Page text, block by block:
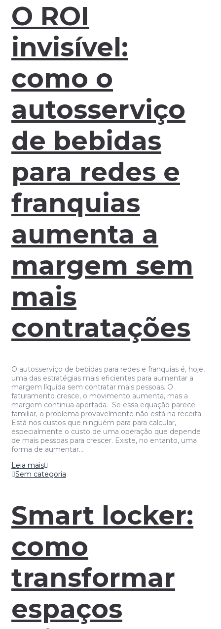
O ROI
invisível:
como o
autosserviço
de bebidas
para redes e
franquias
aumenta a
margem sem
mais
contratações
O autosserviço de bebidas para redes e franquias é, hoje,
uma das estratégias mais eficientes para aumentar a
margem líquida sem contratar mais pessoas. O
faturamento cresce, o movimento aumenta, mas a
margem continua apertada. Se essa equação parece
familiar, o problema provavelmente não está na receita.
Está nos custos que ninguém para para calcular,
especialmente o custo de uma operação que depende
de mais pessoas para crescer. Existe, no entanto, uma
forma de aumentar…
Leia mais
Sem categoria
Smart locker:
como
transformar
espaços